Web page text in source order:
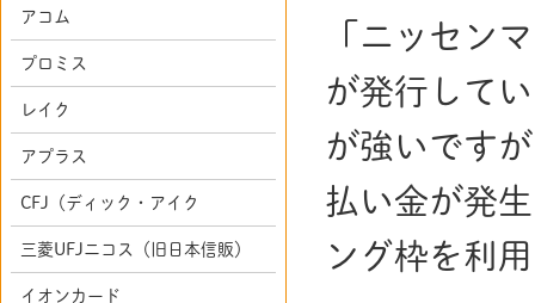
「ニッセン
が発行して
が強いです
払い金が発
ング枠を利
アコム
プロミス
レイク
アプラス
CFJ（ディック・アイク
三菱UFJニコス（旧日本信販）
イオンカード